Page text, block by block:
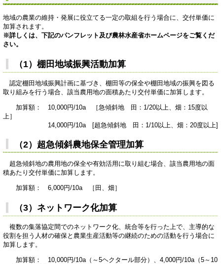
地域の農業の維持・発展に役立てる一定の取組を行う場合に、交付単価に
加算されます。
※詳しくは、下記のパンフレット及び農林水産省ホームページをご覧くだ
さい。
（1）棚田地域振興活動加算
認定棚田地域振興計画に基づき、棚田等の保全や棚田地域の振興を図る
取り組みを行う場合、該当農用地の面積あたり交付単価に加算します。
加算額： 10,000円/10a ［急傾斜地 田：1/20以上、畑：15度以
上］
14,000円/10a [超急傾斜地 田：1/10以上、畑：20度以上]
（2）超急傾斜農地保全管理加算
超急傾斜地の農用地の保全や有効活用に取り組む場合、該当農用地の面
積あたり交付単価に加算します。
加算額： 6,000円/10a ［田、畑］
（3）ネットワーク化加算
複数の集落協定間でのネットワーク化、統合等を行った上で、主導的な
役割を担う人材の確保と農業生産活動等の継続のための活動を行う場合に
加算します。
加算額： 10,000円/10a（～5ヘクタール部分）、4,000円/10a（5～10